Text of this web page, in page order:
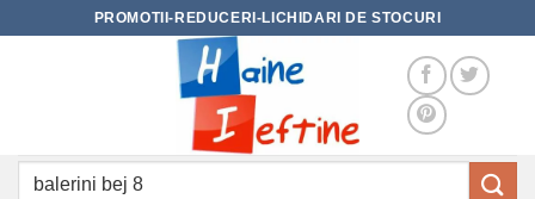
PROMOTII-REDUCERI-LICHIDARI DE STOCURI
Caută